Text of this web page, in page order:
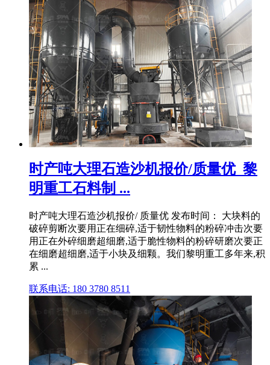
时产吨大理石造沙机报价/质量优_黎
明重工石料制 ...
时产吨大理石造沙机报价/ 质量优 发布时间： 大块料的
破碎剪断次要用正在细碎,适于韧性物料的粉碎冲击次要
用正在外碎细磨超细磨,适于脆性物料的粉碎研磨次要正
在细磨超细磨,适于小块及细颗。我们黎明重工多年来,积
累 ...
联系电话: 180 3780 8511